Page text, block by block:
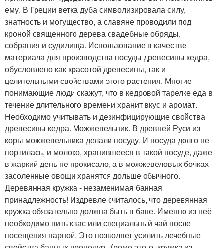
ему. В Греции ветка дуба символизировала силу,
знатность и могущество, а славяне проводили под
кроной священного дерева свадебные обряды,
собрания и судилища. Использование в качестве
материала для производства посуды древесины кедра,
обусловлено как красотой древесины, так и
целительными свойствами этого растения. Многие
понимающие люди скажут, что в кедровой тарелке еда в
течение длительного времени хранит вкус и аромат.
Необходимо учитывать и дезинфицирующие свойства
древесины кедра. Можжевельник. В древней Руси из
коры можжевельника делали посуду. И посуда долго не
портилась, и молоко, хранившееся в такой посуде, даже
в жаркий день не прокисало, а в можжевеловых бочках
засоленные овощи хранятся дольше обычного.
Деревянная кружка - незаменимая банная
принадлежность! Издревле считалось, что деревянная
кружка обязательно должна быть в бане. Именно из неё
необходимо пить квас или специальный чай после
посещения парной. Это позволяет усилить лечебные